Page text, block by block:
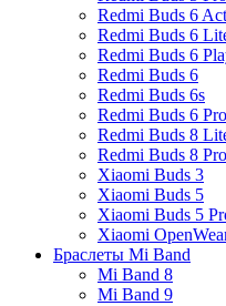
Redmi Buds 6
Redmi Buds 6
Redmi Buds 6
Redmi Buds 6
Redmi Buds 6s
Redmi Buds 6 Pro
Redmi Buds 8
Redmi Buds 8 Pro
Xiaomi Buds 3
Xiaomi Buds 5
Xiaomi Buds 5
Xiaomi
Браслеты Mi Band
Mi Band 8
Mi Band 9